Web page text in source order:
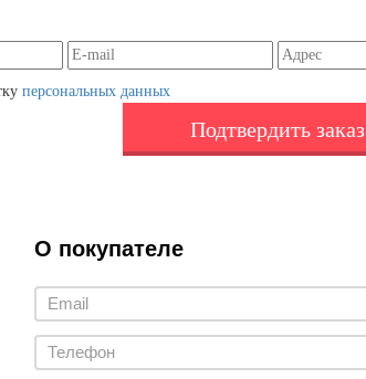
персональных данных
Подтвердить заказ
О покупателе